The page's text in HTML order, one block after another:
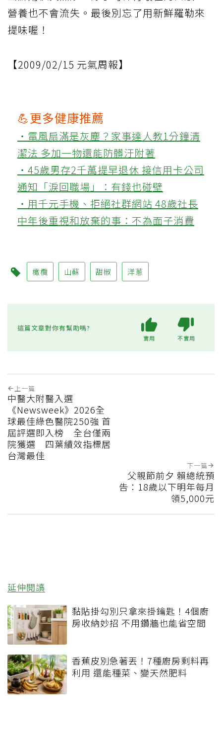
營養也不會流失。最後別忘了用新鮮羅勒來
提味喔！
【2009/02/15 元氣周報】
💪更多健康推薦
‧電風扇滿是灰塵？家事達人教1分鐘清
潔法 多加一物還能防髒汙附著
‧45歲男存2千萬提早退休 接信用卡公司
通知「淚回職場」：有錢也碰壁
‧用千元手機、拒絕社群網站 48歲社長
中年後重視和放棄的事：不為面子消費
橄欖 山蘇 甜椒 洋蔥
這篇文章對你有幫助嗎?
實用 不實用
上一篇
中醫大附醫入選
《Newsweek》2026全
球最佳綠色醫院250強 首
屆評選即入榜 全台僅兩
院獲選 四葉績效指標居
台灣最佳
下一篇
父親節前夕 賴總統預
告：18歲以下明年每月
領5,000元
延伸閱讀
黏貼掛勾別只拿來掛鑰匙！4個廚
房收納妙招 不用鑽牆也能省空間
香蕉皮別急著丟！7種廚房剩料再
利用 還能種菜、變天然肥料